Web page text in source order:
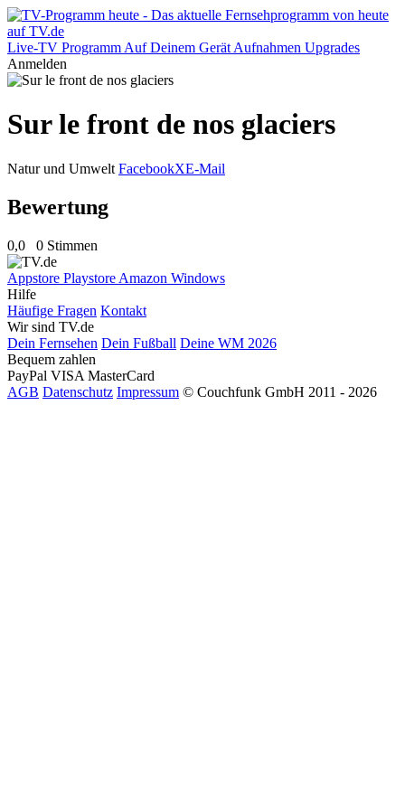
Live-TV Programm Auf Deinem Gerät Aufnahmen Upgrades
Anmelden
Sur le front de nos glaciers
Natur und Umwelt FacebookXE-Mail
Bewertung
0,0 0 Stimmen
Appstore Playstore Amazon Windows
Hilfe
Häufige Fragen Kontakt
Wir sind TV.de
Dein Fernsehen Dein Fußball Deine WM 2026
Bequem zahlen
PayPal VISA MasterCard
AGB Datenschutz Impressum © Couchfunk GmbH 2011 - 2026